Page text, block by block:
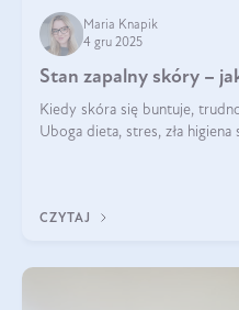
Maria Knapik
4 gru 2025
Stan zapalny skóry –
Kiedy skóra się buntuje,
Uboga dieta, stres, zła
CZYTAJ